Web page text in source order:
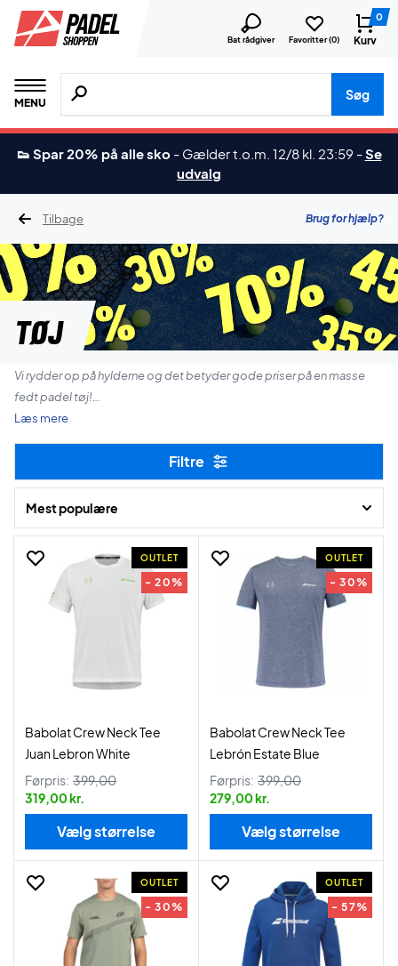
Bat rådgiver Favoritter (0)
0
Kurv
MENU
Søg efter produkter, mærker etc.
Søg
👟 Spar 20% på alle sko - Gælder t.o.m. 12/8 kl. 23:59 -Se
udvalg
Tilbage Brug for hjælp?
Tøj
Vi rydder op på hylderne og det betyder gode priser på en masse
fedt padel tøj!
God shopping!
Læs mere
Filtre
Mest populære
OUTLET
- 20%
Babolat Crew Neck Tee
Juan Lebron White
Førpris: 399,00
319,00 kr.
Vælg størrelse
OUTLET
- 30%
Babolat Crew Neck Tee
Lebrón Estate Blue
Førpris: 399,00
279,00 kr.
Vælg størrelse
OUTLET
- 30%
OUTLET
- 57%